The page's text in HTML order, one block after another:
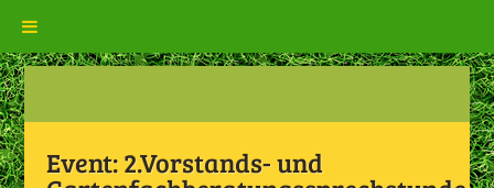
Event:2.Vorstands- und